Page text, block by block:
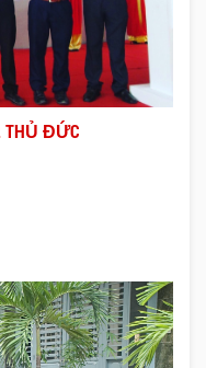
THỦ ĐỨC